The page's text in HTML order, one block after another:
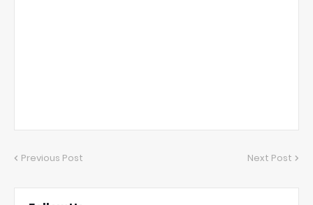
Previous Post Next Post